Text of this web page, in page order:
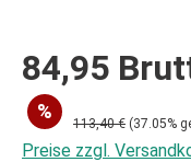
84,95
%
113,40 € (37.05%
Preise zzgl.